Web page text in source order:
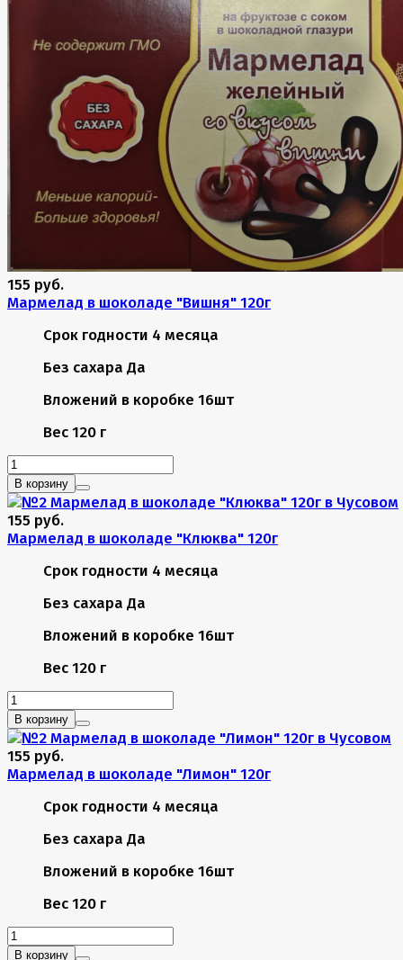
155 руб.
Мармелад в шоколаде "Вишня" 120г
Срок годности 4 месяца
Без сахара Да
Вложений в коробке 16шт
Вес 120 г
В корзину
155 руб.
Мармелад в шоколаде "Клюква" 120г
Срок годности 4 месяца
Без сахара Да
Вложений в коробке 16шт
Вес 120 г
В корзину
155 руб.
Мармелад в шоколаде "Лимон" 120г
Срок годности 4 месяца
Без сахара Да
Вложений в коробке 16шт
Вес 120 г
В корзину